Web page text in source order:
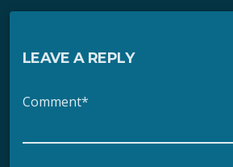
LEAVE A REPLY
Comment*